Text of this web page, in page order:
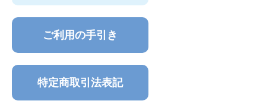
ご利用の手引き
特定商取引法表記